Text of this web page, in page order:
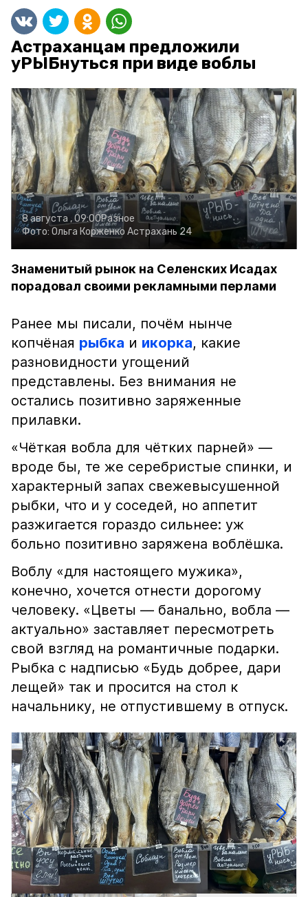
Астраханцам предложили
уРЫБнуться при виде воблы
8 августа , 09:00Разное
Фото: Ольга Корженко Астрахань 24
Знаменитый рынок на Селенских Исадах
порадовал своими рекламными перлами
Ранее мы писали, почём нынче
копчёная рыбка и икорка, какие
разновидности угощений
представлены. Без внимания не
остались позитивно заряженные
прилавки.
«Чёткая вобла для чётких парней» —
вроде бы, те же серебристые спинки, и
характерный запах свежевысушенной
рыбки, что и у соседей, но аппетит
разжигается гораздо сильнее: уж
больно позитивно заряжена воблёшка.
Воблу «для настоящего мужика»,
конечно, хочется отнести дорогому
человеку. «Цветы — банально, вобла —
актуально» заставляет пересмотреть
свой взгляд на романтичные подарки.
Рыбка с надписью «Будь добрее, дари
лещей» так и просится на стол к
начальнику, не отпустившему в отпуск.